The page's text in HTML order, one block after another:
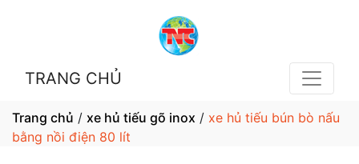
TRANG CHỦ
Trang chủ / xe hủ tiếu gõ inox / xe hủ tiếu bún bò nấu
bằng nồi điện 80 lít